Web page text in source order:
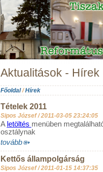
Aktualitások - Hírek
Főoldal/Hírek
Tételek 2011
Sipos József /2011-03-05 23:24:05
A letöltés menüben
osztálynak
tovább
Kettős állampolgárság
Sipos József /2011-01-15 14:37:35